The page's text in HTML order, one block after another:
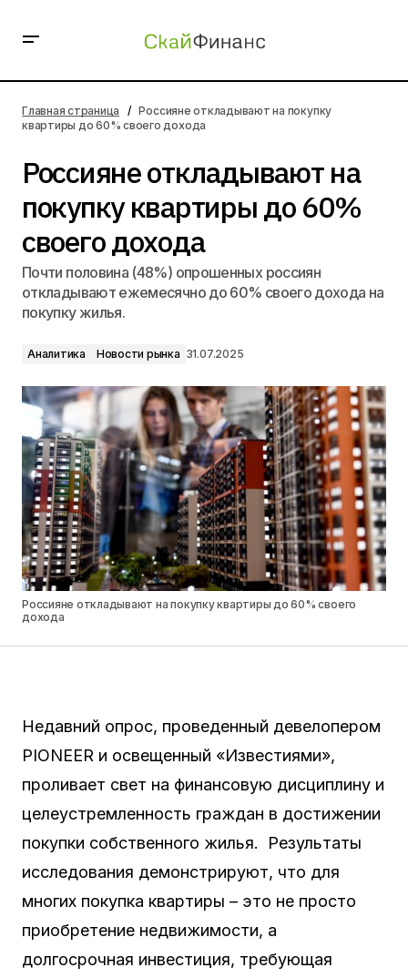
своего дохода
Главная страница
Россияне откладывают на покупку
квартиры до 60% своего дохода
Россияне откладывают на
покупку квартиры до 60%
своего дохода
Почти половина (48%) опрошенных россиян
откладывают ежемесячно до 60% своего дохода на
покупку жилья.
Аналитика Новости рынка 31.07.2025
Россияне откладывают на покупку квартиры до 60% своего
дохода
Недавний опрос, проведенный девелопером
PIONEER и освещенный «Известиями»,
проливает свет на финансовую дисциплину и
целеустремленность граждан в достижении
покупки собственного жилья. Результаты
исследования демонстрируют, что для
многих покупка квартиры – это не просто
приобретение недвижимости, а
долгосрочная инвестиция, требующая